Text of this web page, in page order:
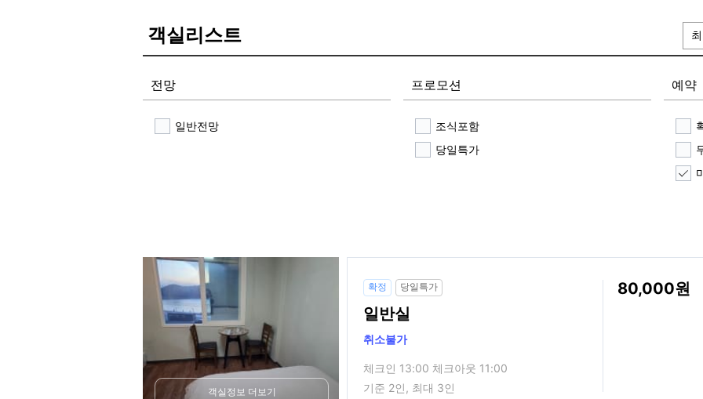
객실리스트
전망
일반전망
프로모션
조식포함
당일특가
예약
객실정보 더보기
확정 당일특가
일반실
취소불가
체크인 13:00 체크아웃 11:00
기준 2인, 최대 3인
80,000